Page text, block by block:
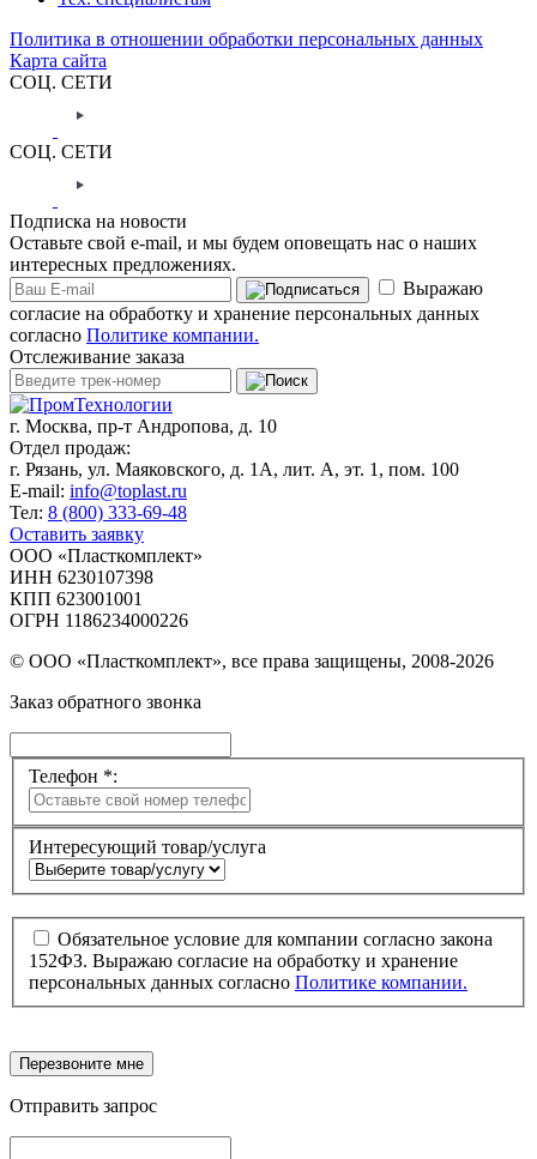
Политика в отношении обработки персональных данных
Карта сайта
СОЦ. СЕТИ
СОЦ. СЕТИ
Подписка на новости
Оставьте свой e-mail, и мы будем оповещать нас о наших
интересных предложениях.
Выражаю
согласие на обработку и хранение персональных данных
согласно Политике компании.
Отслеживание заказа
г. Москва, пр-т Андропова, д. 10
Отдел продаж:
г. Рязань, ул. Маяковского, д. 1А, лит. А, эт. 1, пом. 100
E-mail: info@toplast.ru
Тел: 8 (800) 333-69-48
Оставить заявку
ООО «Пласткомплект»
ИНН 6230107398
КПП 623001001
ОГРН 1186234000226
© ООО «Пласткомплект», все права защищены, 2008-2026
Заказ обратного звонка
Телефон *:
Интересующий товар/услуга
Обязательное условие для компании согласно закона
152ФЗ. Выражаю согласие на обработку и хранение
персональных данных согласно Политике компании.
Перезвоните мне
Отправить запрос